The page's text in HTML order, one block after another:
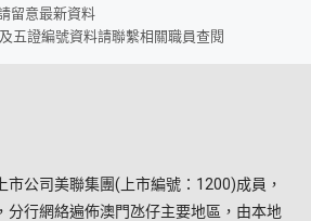
留意最新資料
五證編號資料請聯繫相關職員查閱
市公司美聯集團(上市編號：1200)成員，
分行網絡遍佈澳門氹仔主要地區，由本地